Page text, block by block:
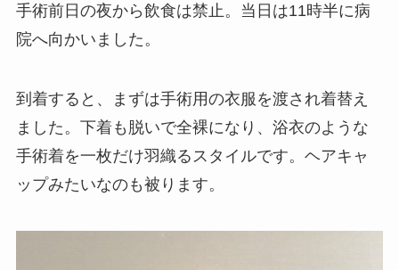
手術前日の夜から飲食は禁止。当日は11時半に病
院へ向かいました。
到着すると、まずは手術用の衣服を渡され着替え
ました。下着も脱いで全裸になり、浴衣のような
手術着を一枚だけ羽織るスタイルです。ヘアキャ
ップみたいなのも被ります。